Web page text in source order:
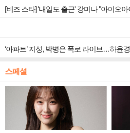
‘아파트’ 지성, 박병은 폭로 라이브…하윤경
스페셜